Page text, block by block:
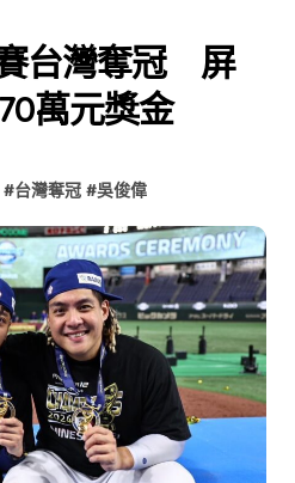
台灣奪冠 屏
萬元獎金
#台灣奪冠 #吳俊偉